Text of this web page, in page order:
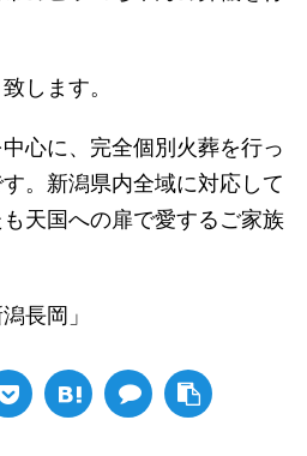
します。
心に、完全個別火葬を行っ
。新潟県内全域に対応して
天国への扉で愛するご家族
長岡」